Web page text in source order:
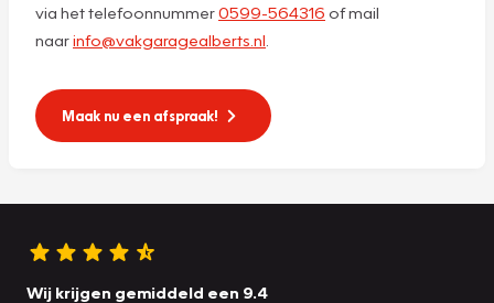
via het telefoonnummer0599-564316 of mail
naarinfo@vakgaragealberts.nl
Maak nu een afspraak!
Wij krijgen gemiddeld een 9.4